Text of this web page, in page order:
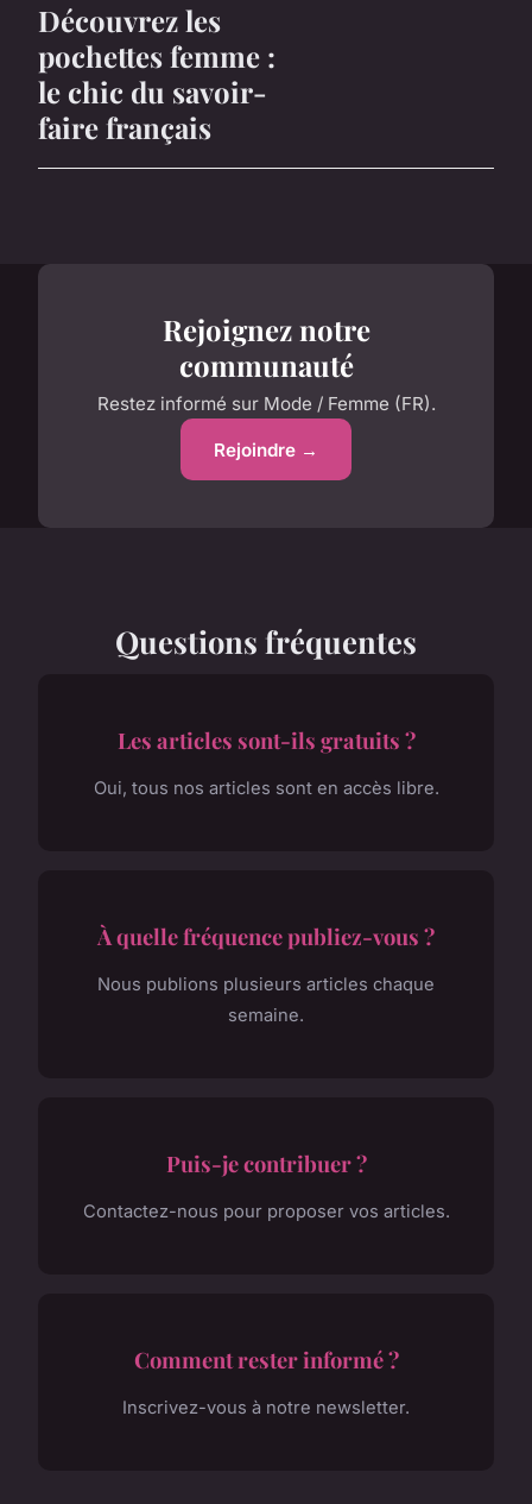
Découvrez les
pochettes femme :
le chic du savoir-
faire français
Rejoignez notre
communauté
Restez informé sur Mode / Femme (FR).
Rejoindre →
Questions fréquentes
Les articles sont-ils gratuits ?
Oui, tous nos articles sont en accès libre.
À quelle fréquence publiez-vous ?
Nous publions plusieurs articles chaque
semaine.
Puis-je contribuer ?
Contactez-nous pour proposer vos articles.
Comment rester informé ?
Inscrivez-vous à notre newsletter.